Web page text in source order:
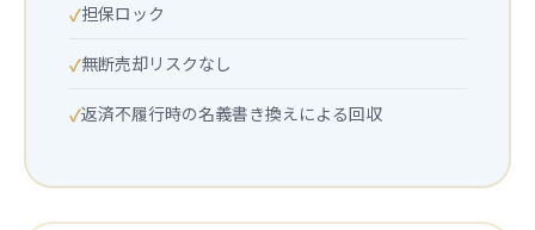
担保ロック
無断売却リスクなし
返済不履行時の名義書き換えによる回収